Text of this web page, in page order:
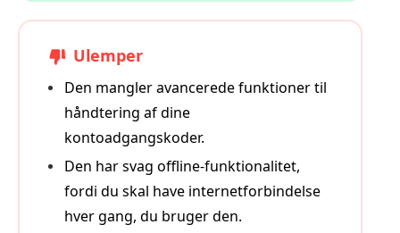
Ulemper
Den mangler avancerede funktioner til
håndtering af dine
kontoadgangskoder.
Den har svag offline-funktionalitet,
fordi du skal have internetforbindelse
hver gang, du bruger den.